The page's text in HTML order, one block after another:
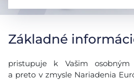
Základné
pristupuje k Vašim osobným
a preto v zmysle Nariadenia